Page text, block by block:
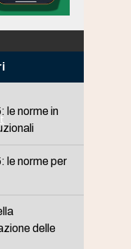
le norme in
le norme per
delle